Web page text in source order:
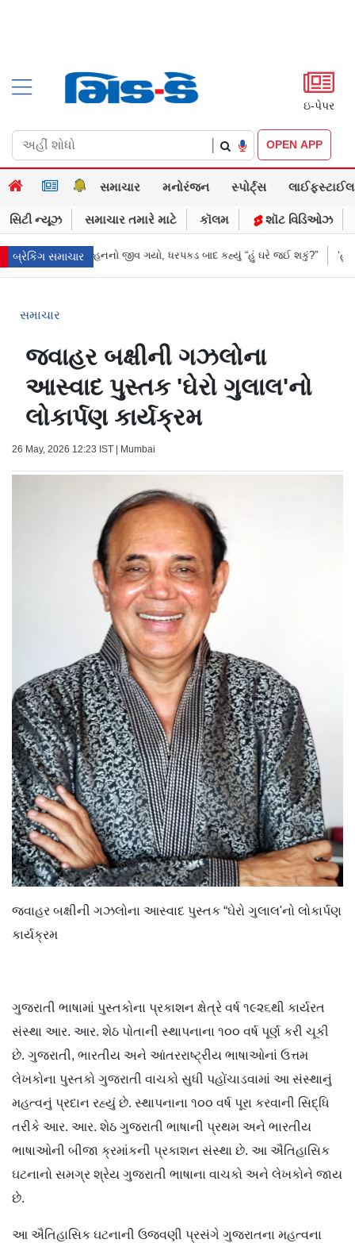
ઇ-પેપર
OPEN APP
સમાચાર મનોરંજન સ્પોર્ટ્સ લાઈફસ્ટાઈલ
સિટી ન્યૂઝ સમાચાર તમારે માટે કૉલમ શૉટ વિડિઓઝ
બ્રેકિંગ સમાચાર
જ દુલ્હનનો જીવ ગયો, ધરપકડ બાદ કહ્યું “હું ઘરે જઈ શકું?” ‘હું બાબા
સમાચાર
જવાહર બક્ષીની ગઝલોના
આસ્વાદ પુસ્તક 'ઘેરો ગુલાલ'નો
લોકાર્પણ કાર્યક્રમ
26 May, 2026 12:23 IST | Mumbai
જવાહર બક્ષીની ગઝલોના આસ્વાદ પુસ્તક “ઘેરો ગુલાલ'નો લોકાર્પણ
કાર્યક્રમ
ગુજરાતી ભાષામાં પુસ્તકોના પ્રકાશન ક્ષેત્રે વર્ષ ૧૯૨૬થી કાર્યરત
સંસ્થા આર. આર. શેઠ પોતાની સ્થાપનાના ૧૦૦ વર્ષ પૂર્ણ કરી ચૂકી
છે. ગુજરાતી, ભારતીય અને આંતરરાષ્ટ્રીય ભાષાઓનાં ઉત્તમ
લેખકોના પુસ્તકો ગુજરાતી વાચકો સુધી પહોંચાડવામાં આ સંસ્થાનું
મહત્વનું પ્રદાન રહ્યું છે. સ્થાપનાના ૧૦૦ વર્ષ પૂરા કરવાની સિદ્ધિ
તરીકે આર. આર. શેઠ ગુજરાતી ભાષાની પ્રથમ અને ભારતીય
ભાષાઓની બીજા ક્રમાંકની પ્રકાશન સંસ્થા છે. આ ઐતિહાસિક
ઘટનાનો સમગ્ર શ્રેય ગુજરાતી ભાષાના વાચકો અને લેખકોને જાય
છે.
આ ઐતિહાસિક ઘટનાની ઉજવણી પ્રસંગે ગુજરાતના મહત્વના